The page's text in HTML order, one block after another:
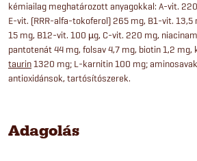
kémiailag meghatározott anyagokkal: A-vit.
E-vit. (RRR-alfa-tokoferol) 265 mg, B1-vit.
15 mg, B12-vit. 100 µg, C-vit. 220 mg,
pantotenát 44 mg, folsav 4,7 mg, biotin 1,2
taurin1320 mg; L-karnitin 100 mg;
antioxidánsok, tartósítószerek.
Adagolás